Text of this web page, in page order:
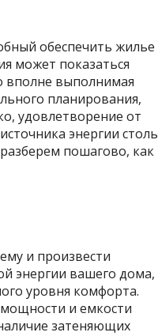
обеспечить жилье
может показаться
вполне выполнимая
планирования,
удовлетворение от
энергии столь
пошагово, как
и произвести
энергии вашего дома,
уровня комфорта.
и емкости
затеняющих